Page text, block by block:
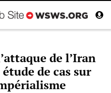
de l’Iran
de cas sur